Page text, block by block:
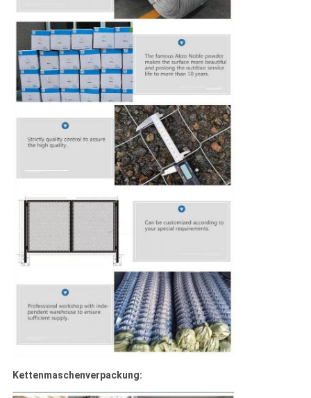
Kettenmaschenverpackung: